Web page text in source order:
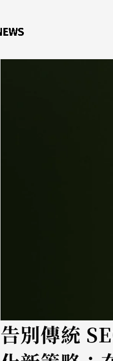
告別傳統